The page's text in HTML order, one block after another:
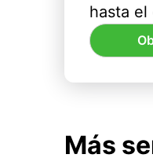
hasta el
Más